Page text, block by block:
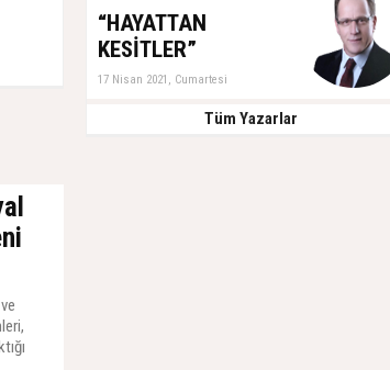
“HAYATTAN
KESİTLER”
17 Nisan 2021, Cumartesi
Tüm Yazarlar